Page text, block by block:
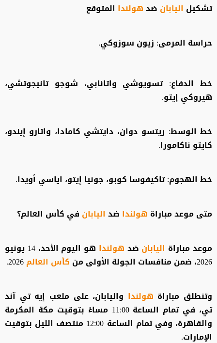
تشكيل اليابان ضدهولندا المتوقع
حراسة المرمى: زيون سوزوكي.
خط الدفاع: تسويوشي واتانابي، شوجو تانيجوتشي،
هيروكي إيتو.
خط الوسط: ريتسو دوان، دايتشي كامادا، واتارو إيندو،
كايتو ناكامورا.
خط الهجوم: تاكيفوسا كوبو، جونيا إيتو، اياسي أويدا.
متى موعد مباراة هولندا ضد اليابان في كأس العالم؟
موعد مباراة اليابان ضد هولندا
هو اليوم الأحد، 14 يونيو
2026، ضمن منافسات الجولة الأولى من
كأس العالم2026.
وتنطلق مباراة هولندا واليابان، على ملعب إيه تي آند
تي، في تمام الساعة 11:00 مساءً بتوقيت مكة المكرمة
والقاهرة، وفي تمام الساعة 12:00 منتصف الليل بتوقيت
الإمارات.